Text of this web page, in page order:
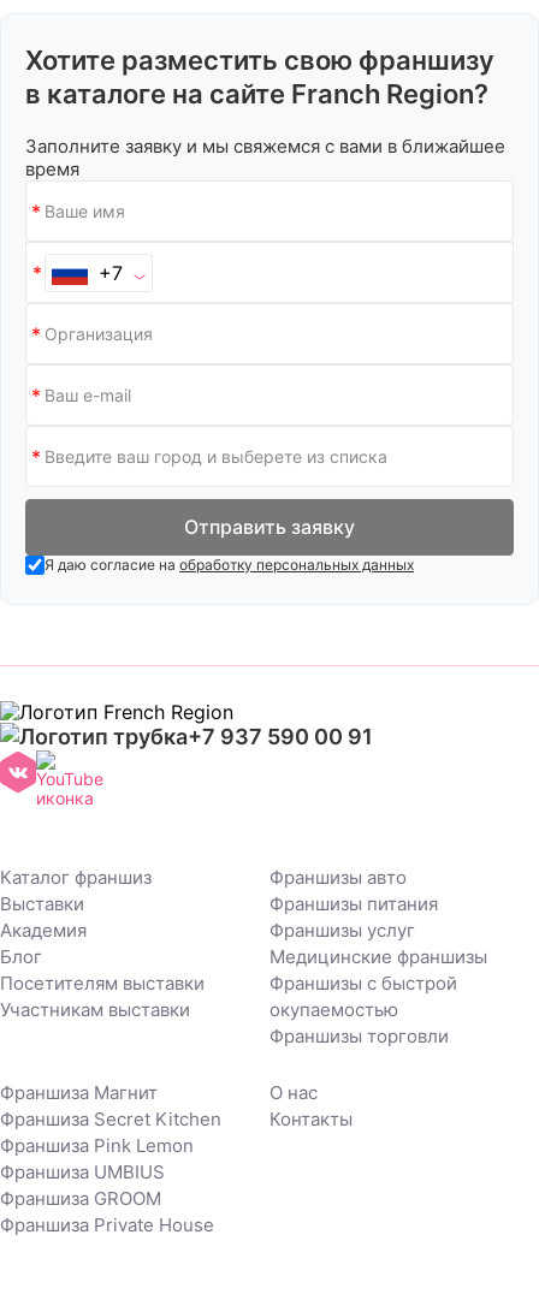
Хотите разместить свою франшизу
в каталоге на сайте Franch Region?
Заполните заявку и мы свяжемся с вами в ближайшее
время
+7
Отправить заявку
Я даю согласие на обработку персональных данных
+7 937 590 00 91
Каталог франшиз
Выставки
Академия
Блог
Посетителям выставки
Участникам выставки
Франшизы авто
Франшизы питания
Франшизы услуг
Медицинские франшизы
Франшизы с быстрой
окупаемостью
Франшизы торговли
Франшиза Магнит
Франшиза Secret Kitchen
Франшиза Pink Lemon
Франшиза UMBIUS
Франшиза GROOM
Франшиза Private House
О нас
Контакты